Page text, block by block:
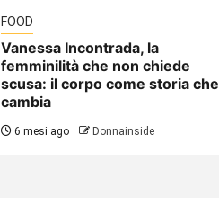
FOOD
Vanessa Incontrada, la
femminilità che non chiede
scusa: il corpo come storia che
cambia
6 mesi ago Donnainside